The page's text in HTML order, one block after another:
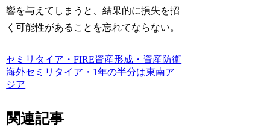
響を与えてしまうと、結果的に損失を招
く可能性があることを忘れてならない。
セミリタイア・FIRE資産形成・資産防衛
海外セミリタイア・1年の半分は東南ア
ジア
関連記事